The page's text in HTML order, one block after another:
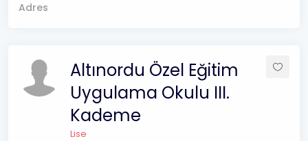
Adres
Altınordu Özel Eğitim
Uygulama Okulu III.
Kademe
Lise